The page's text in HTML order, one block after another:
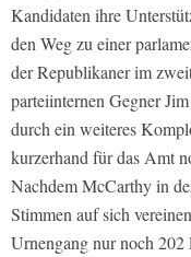
Kandidaten ihre
den Weg zu einer
der Republikaner im
parteiinternen Gegner
durch ein weiteres
kurzerhand für das Amt
Nachdem McCarthy in
Stimmen auf sich
Urnengang nur noch 202